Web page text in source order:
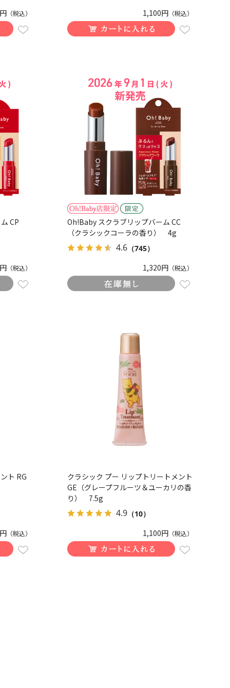
（税込） 1,100円 （税込）
CP
（税込）
Oh!Baby スクラブリップバーム CC
（クラシックコーラの香り） 4g
4.6 （745）
1,320円 （税込）
ト RG
（税込）
クラシック プー リップトリートメント
GE（グレープフルーツ＆ユーカリの香
り） 7.5g
4.9 （10）
1,100円 （税込）